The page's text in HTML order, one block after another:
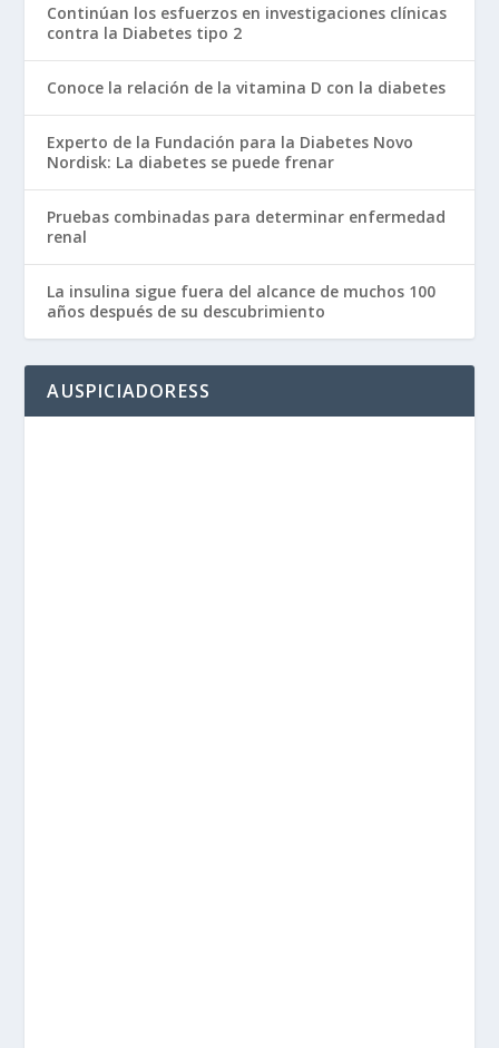
Continúan los esfuerzos en investigaciones clínicas
contra la Diabetes tipo 2
Conoce la relación de la vitamina D con la diabetes
Experto de la Fundación para la Diabetes Novo
Nordisk: La diabetes se puede frenar
Pruebas combinadas para determinar enfermedad
renal
La insulina sigue fuera del alcance de muchos 100
años después de su descubrimiento
AUSPICIADORESS